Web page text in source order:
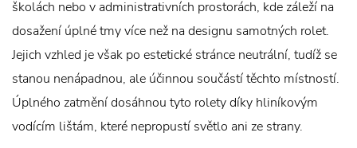
školách nebo v administrativních prostorách, kde záleží na
dosažení úplné tmy více než na designu samotných rolet.
Jejich vzhled je však po estetické stránce neutrální, tudíž se
stanou nenápadnou, ale účinnou součástí těchto místností.
Úplného zatmění dosáhnou tyto rolety díky hliníkovým
vodícím lištám, které nepropustí světlo ani ze strany.